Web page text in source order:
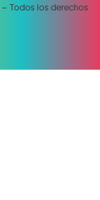
– Todos los derechos